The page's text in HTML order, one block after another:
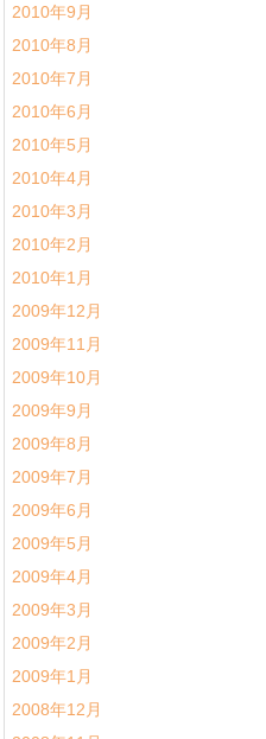
2010年9月
2010年8月
2010年7月
2010年6月
2010年5月
2010年4月
2010年3月
2010年2月
2010年1月
2009年12月
2009年11月
2009年10月
2009年9月
2009年8月
2009年7月
2009年6月
2009年5月
2009年4月
2009年3月
2009年2月
2009年1月
2008年12月